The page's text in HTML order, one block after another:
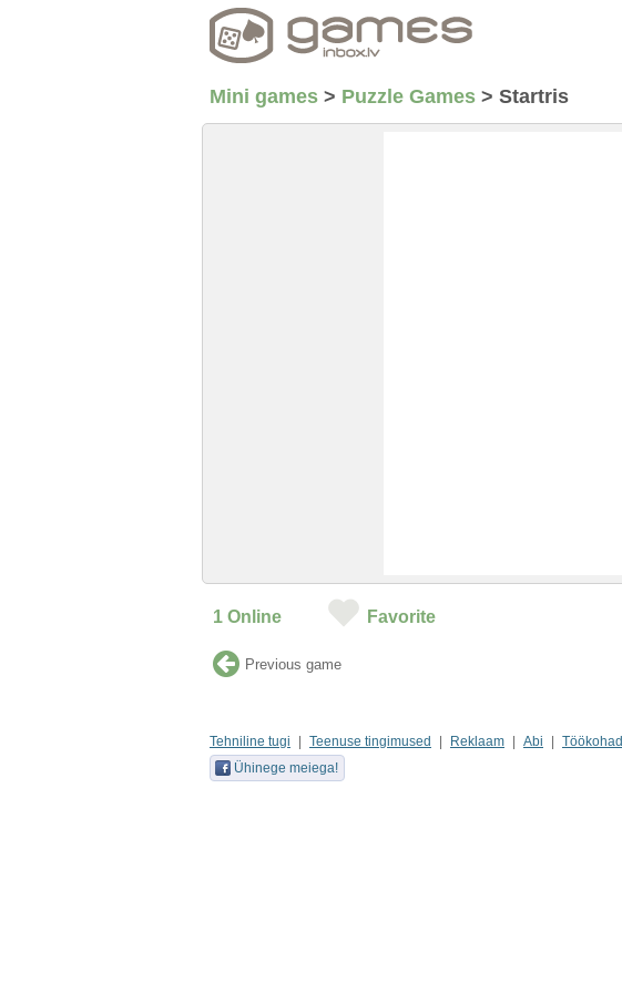
Mini games > Puzzle Games > Startris
1 Online Favorite
Previous game
Tehniline tugi Teenuse tingimused Reklaam Abi Töökohad
Ühinege meiega!